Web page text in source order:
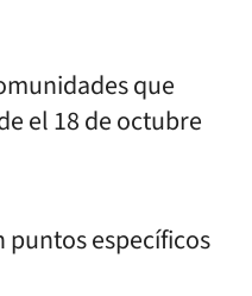
que
el 18 de octubre
puntos específicos